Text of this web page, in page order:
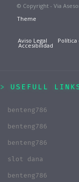
© Copyright - Via
Theme
Aviso Legal Política
Accesibilidad
USEFULL
benteng786
benteng786
benteng786
slot dana
benteng786